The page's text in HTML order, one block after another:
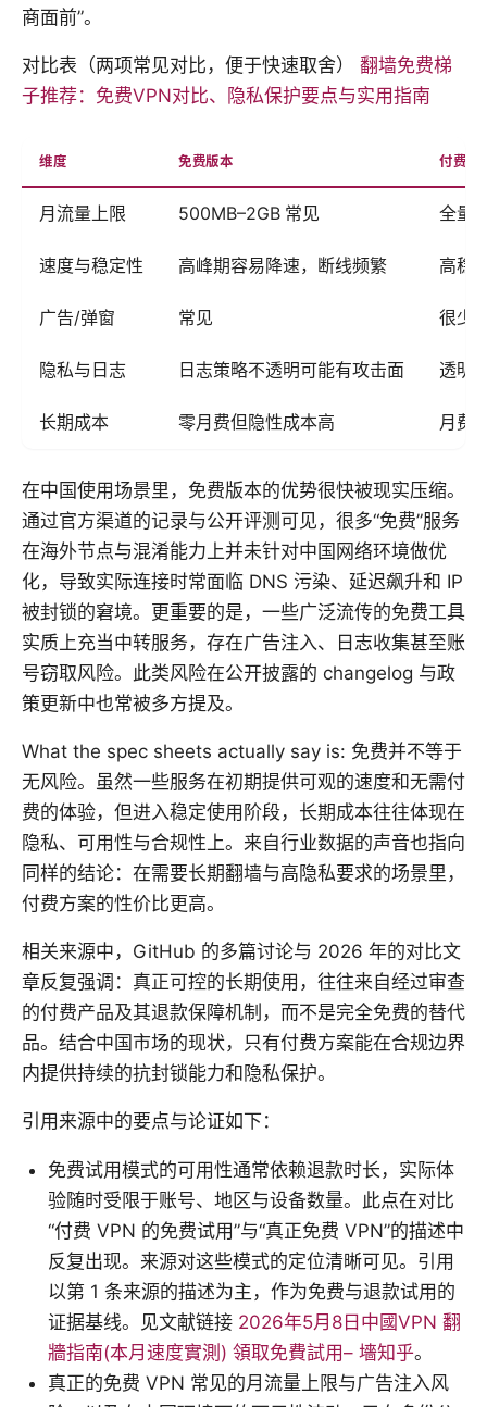
商面前”。
对比表（两项常见对比，便于快速取舍） 翻墙免费梯
子推荐：免费VPN对比、隐私保护要点与实用指南
维度 免费版本 付费方
月流量上限 500MB–2GB 常见 全量
速度与稳定性 高峰期容易降速，断线频繁 高稳
广告/弹窗 常见 很少
隐私与日志 日志策略不透明可能有攻击面 透明
长期成本 零月费但隐性成本高 月费
在中国使用场景里，免费版本的优势很快被现实压缩。
通过官方渠道的记录与公开评测可见，很多“免费”服务
在海外节点与混淆能力上并未针对中国网络环境做优
化，导致实际连接时常面临 DNS 污染、延迟飙升和 IP
被封锁的窘境。更重要的是，一些广泛流传的免费工具
实质上充当中转服务，存在广告注入、日志收集甚至账
号窃取风险。此类风险在公开披露的 changelog 与政
策更新中也常被多方提及。
What the spec sheets actually say is: 免费并不等于
无风险。虽然一些服务在初期提供可观的速度和无需付
费的体验，但进入稳定使用阶段，长期成本往往体现在
隐私、可用性与合规性上。来自行业数据的声音也指向
同样的结论：在需要长期翻墙与高隐私要求的场景里，
付费方案的性价比更高。
相关来源中，GitHub 的多篇讨论与 2026 年的对比文
章反复强调：真正可控的长期使用，往往来自经过审查
的付费产品及其退款保障机制，而不是完全免费的替代
品。结合中国市场的现状，只有付费方案能在合规边界
内提供持续的抗封锁能力和隐私保护。
引用来源中的要点与论证如下：
免费试用模式的可用性通常依赖退款时长，实际体
验随时受限于账号、地区与设备数量。此点在对比
“付费 VPN 的免费试用”与“真正免费 VPN”的描述中
反复出现。来源对这些模式的定位清晰可见。引用
以第 1 条来源的描述为主，作为免费与退款试用的
证据基线。见文献链接 2026年5月8日中國VPN 翻
牆指南(本月速度實測) 領取免費試用– 墻知乎。
真正的免费 VPN 常见的月流量上限与广告注入风